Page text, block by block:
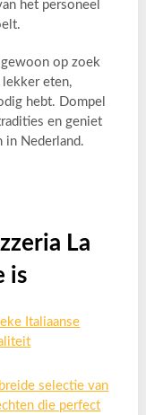
het personeel
op zoek
lekker eten,
hebt. Dompel
en geniet
in Nederland.
La
is
Italiaanse
selectie van
die perfect